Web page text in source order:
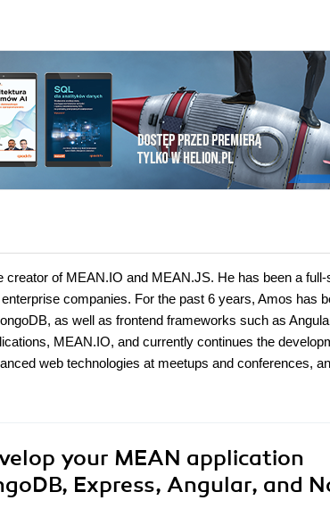
of MEAN.IO and MEAN.JS. He has been a full-
companies. For the past 6 years, Amos has
as well as frontend frameworks such as
MEAN.IO, and currently continues the
web technologies at meetups and conferences,
your MEAN application
Express, Angular, and